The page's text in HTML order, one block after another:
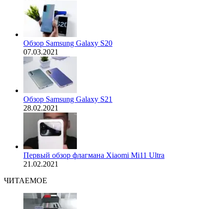
Обзор Samsung Galaxy S20
07.03.2021
Обзор Samsung Galaxy S21
28.02.2021
Первый обзор флагмана Xiaomi Mi11 Ultra
21.02.2021
ЧИТАЕМОЕ